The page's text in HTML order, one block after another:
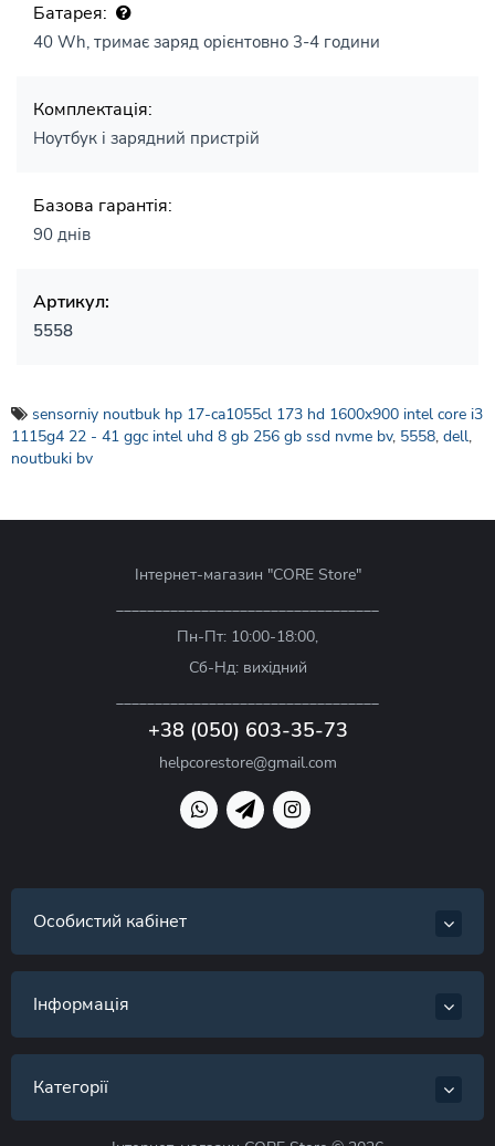
Батарея:
40 Wh, тримає заряд орієнтовно 3-4 години
Комплектація:
Ноутбук і зарядний пристрій
Базова гарантія:
90 днів
Артикул:
5558
sensorniy noutbuk hp 17-ca1055cl 173 hd 1600x900 intel core i3
1115g4 22 - 41 ggc intel uhd 8 gb 256 gb ssd nvme bv, 5558, dell,
noutbuki bv
Інтернет-магазин "CORE Store"
__________________________________
Пн-Пт: 10:00-18:00,
Сб-Нд: вихідний
__________________________________
+38 (050) 603-35-73
helpcorestore@gmail.com
Особистий кабінет
Інформація
Категорії